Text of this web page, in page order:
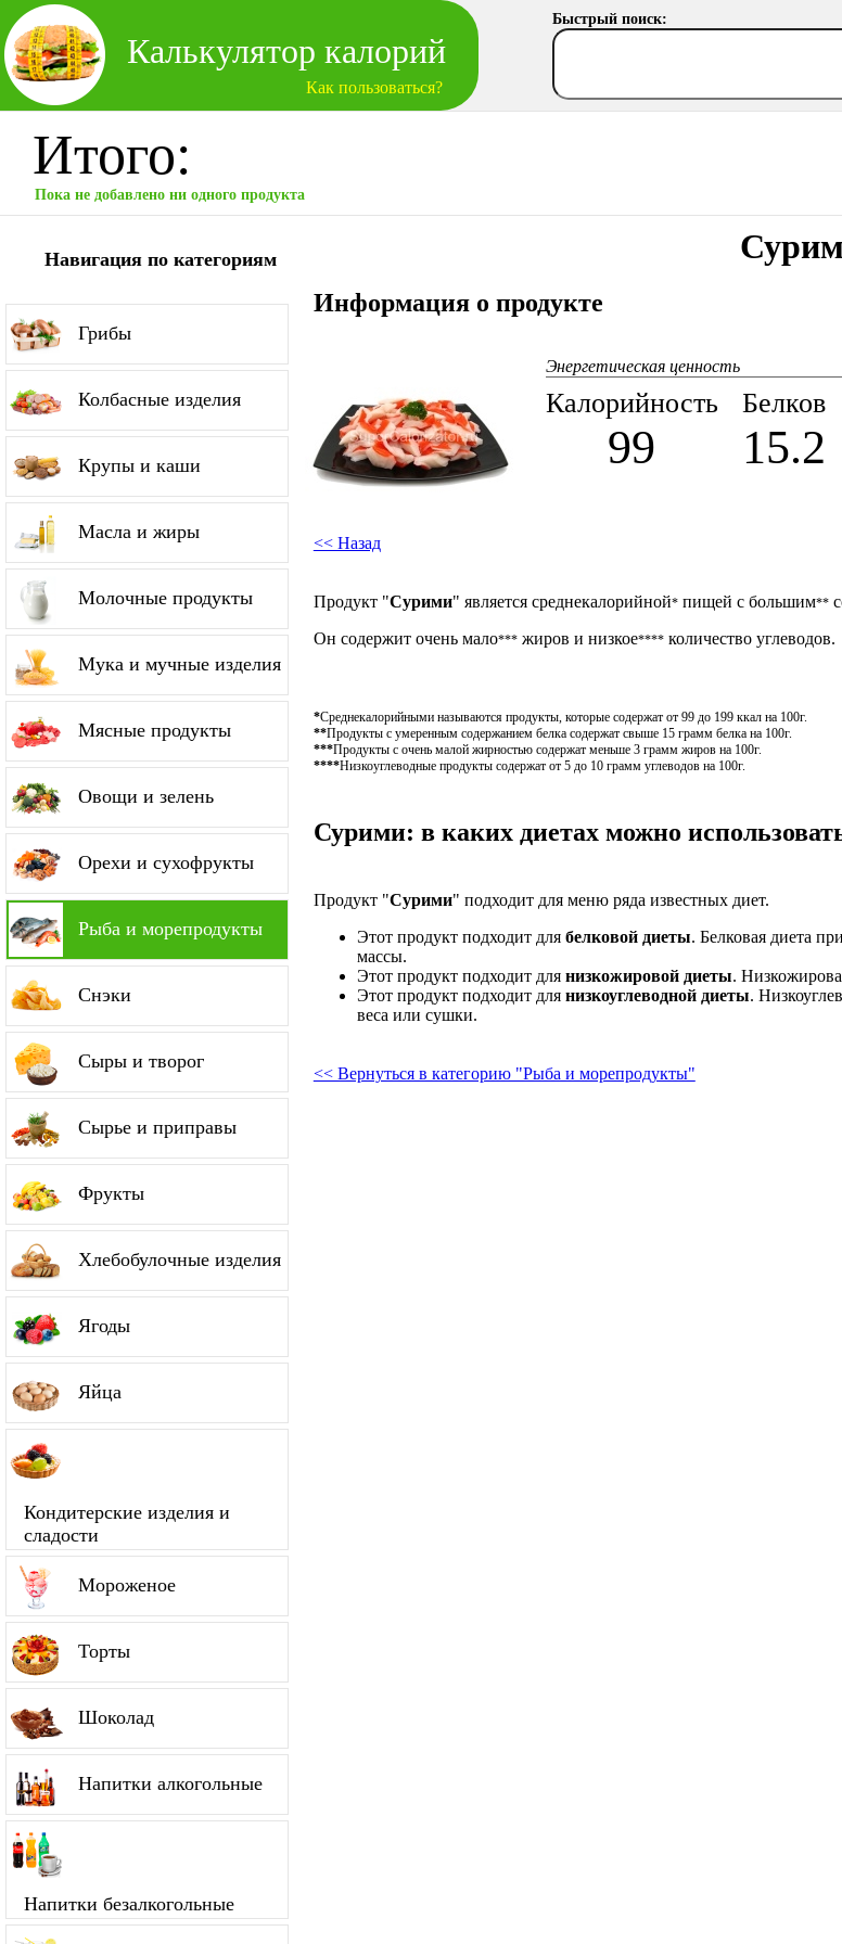
Калькулятор калорий
Как пользоваться?
Быстрый поиск:
Итого:
Пока не добавлено ни одного продукта
Навигация по категориям
Грибы
Колбасные изделия
Крупы и каши
Масла и жиры
Молочные продукты
Мука и мучные изделия
Мясные продукты
Овощи и зелень
Орехи и сухофрукты
Рыба и морепродукты
Снэки
Сыры и творог
Сырье и приправы
Фрукты
Хлебобулочные изделия
Ягоды
Яйца
Кондитерские изделия и
сладости
Мороженое
Торты
Шоколад
Напитки алкогольные
Напитки безалкогольные
Информация о продукте
Калорийность
Энергетическая ценность
99
Белков
15.2
<< Назад
Продукт "Сурими" является среднекалорийной*пищей с большим**
Он содержит очень мало***жиров и низкое****количество углеводов.
*Среднекалорийными называются продукты, которые содержат от 99 до 199 ккал на 100г.
**Продукты с умеренным содержанием белка содержат свыше 15 грамм белка на 100г.
***Продукты с очень малой жирностью содержат меньше 3 грамм жиров на 100г.
****Низкоуглеводные продукты содержат от 5 до 10 грамм углеводов на 100г.
Сурими: в каких диетах можно
Продукт "Сурими" подходит для меню ряда известных диет.
Этот продукт подходит для белковой диеты. Белковая диета
массы.
Этот продукт подходит для низкожировой диеты.
Этот продукт подходит для низкоуглеводной диеты.
веса или сушки.
<< Вернуться в категорию "Рыба и морепродукты"